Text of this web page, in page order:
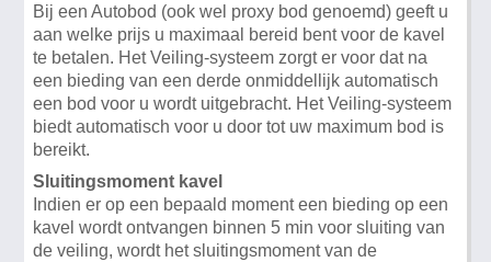
Bij een Autobod (ook wel proxy bod genoemd) geeft u
aan welke prijs u maximaal bereid bent voor de kavel
te betalen. Het Veiling-systeem zorgt er voor dat na
een bieding van een derde onmiddellijk automatisch
een bod voor u wordt uitgebracht. Het Veiling-systeem
biedt automatisch voor u door tot uw maximum bod is
bereikt.
Sluitingsmoment kavel
Indien er op een bepaald moment een bieding op een
kavel wordt ontvangen binnen 5 min voor sluiting van
de veiling, wordt het sluitingsmoment van de